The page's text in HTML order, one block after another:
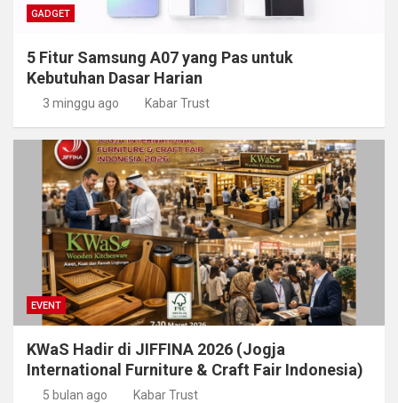
GADGET
5 Fitur Samsung A07 yang Pas untuk
Kebutuhan Dasar Harian
3 minggu ago Kabar Trust
EVENT
KWaS Hadir di JIFFINA 2026 (Jogja
International Furniture & Craft Fair Indonesia)
5 bulan ago Kabar Trust